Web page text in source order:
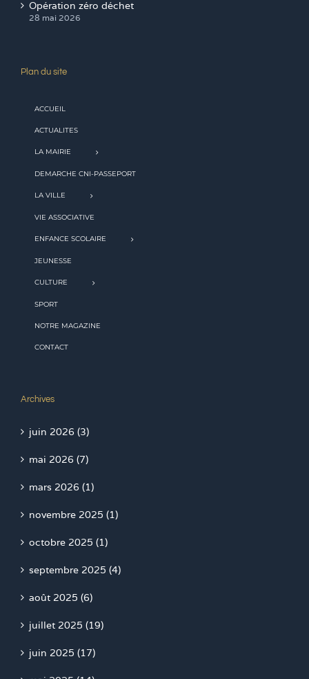
Opération zéro déchet
28 mai 2026
Plan du site
ACCUEIL
ACTUALITES
LA MAIRIE
DEMARCHE CNI-PASSEPORT
LA VILLE
VIE ASSOCIATIVE
ENFANCE SCOLAIRE
JEUNESSE
CULTURE
SPORT
NOTRE MAGAZINE
CONTACT
Archives
juin 2026 (3)
mai 2026 (7)
mars 2026 (1)
novembre 2025 (1)
octobre 2025 (1)
septembre 2025 (4)
août 2025 (6)
juillet 2025 (19)
juin 2025 (17)